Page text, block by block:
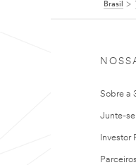
Brasil
Sobre a
Junte-se
Investor